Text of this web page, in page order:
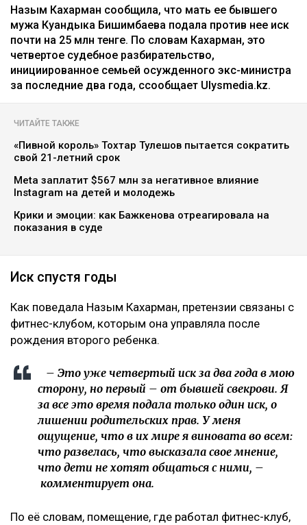
Назым Кахарман сообщила, что мать ее бывшего
мужа Куандыка Бишимбаева подала против нее иск
почти на 25 млн тенге. По словам Кахарман, это
четвертое судебное разбирательство,
инициированное семьей осужденного экс-министра
за последние два года, ссообщает Ulysmedia.kz.
ЧИТАЙТЕ ТАКЖЕ
«Пивной король» Тохтар Тулешов пытается сократить
свой 21-летний срок
Meta заплатит $567 млн за негативное влияние
Instagram на детей и молодежь
Крики и эмоции: как Бажкенова отреагировала на
показания в суде
Иск спустя годы
Как поведала Назым Кахарман, претензии связаны с
фитнес-клубом, которым она управляла после
рождения второго ребенка.
– Это уже четвертый иск за два года в мою
сторону, но первый – от бывшей свекрови. Я
за все это время подала только один иск, о
лишении родительских прав. У меня
ощущение, что в их мире я виновата во всем:
что развелась, что высказала свое мнение,
что дети не хотят общаться с ними, –
комментирует она.
По её словам, помещение, где работал фитнес-клуб,